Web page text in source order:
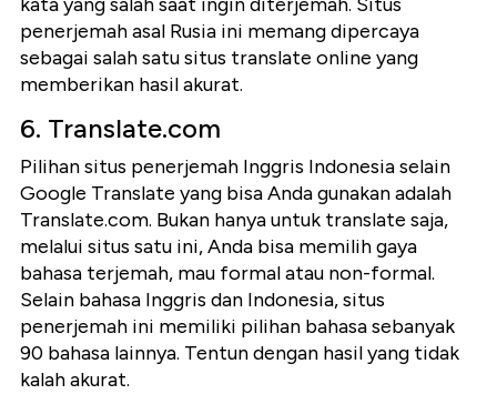
penerjemah asal Rusia ini memang dipercaya
sebagai salah satu situs translate online yang
memberikan hasil akurat.
6. Translate.com
Pilihan situs penerjemah Inggris Indonesia selain
Google Translate yang bisa Anda gunakan adalah
Translate.com. Bukan hanya untuk translate saja,
melalui situs satu ini, Anda bisa memilih gaya
bahasa terjemah, mau formal atau non-formal.
Selain bahasa Inggris dan Indonesia, situs
penerjemah ini memiliki pilihan bahasa sebanyak
90 bahasa lainnya. Tentun dengan hasil yang tidak
kalah akurat.